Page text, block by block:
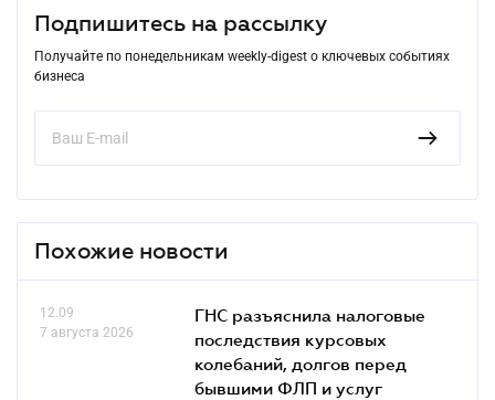
Подпишитесь на рассылку
Получайте по понедельникам weekly-digest о ключевых событиях
бизнеса
Похожие новости
12.09
7 августа 2026
ГНС разъяснила налоговые
последствия курсовых
колебаний, долгов перед
бывшими ФЛП и услуг